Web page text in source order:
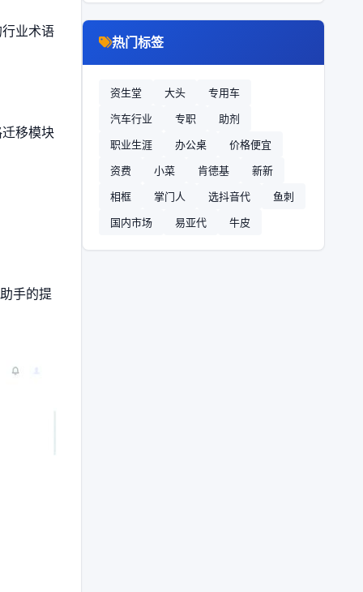
业术语
移模块
手的提
热门标签
资生堂 大头
专用车
汽车行业
专职
助剂
职业生涯
办公桌
价格便宜
资费
小菜 肯德基
新新
相框
掌门人 选抖音代
鱼刺
国内市场
易亚代 牛皮